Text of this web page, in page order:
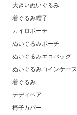
大きいぬいぐるみ
着ぐるみ帽子
カイロポーチ
ぬいぐるみポーチ
ぬいぐるみエコバッグ
ぬいぐるみコインケース
着ぐるみ
テディベア
椅子カバー